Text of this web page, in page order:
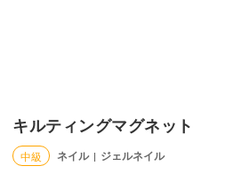
キルティングマグネット
中級 ネイル | ジェルネイル